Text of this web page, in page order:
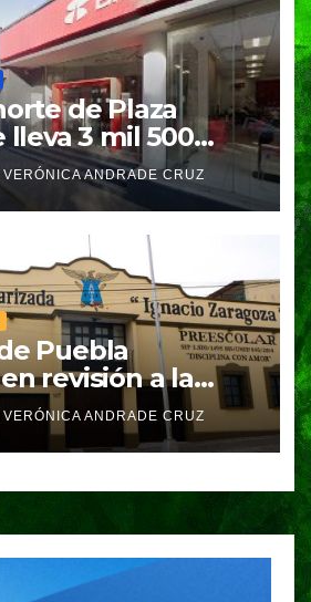
de Plaza
lleva 3 mil 500
VERÓNICA ANDRADE CRUZ
Puebla
revisión a la
para
Armenta
VERÓNICA ANDRADE CRUZ